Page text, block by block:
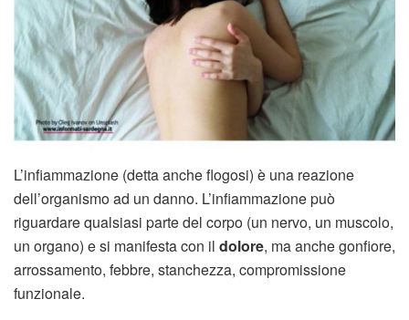
L’infiammazione (detta anche flogosi) è una reazione
dell’organismo ad un danno. L’infiammazione può
riguardare qualsiasi parte del corpo (un nervo, un muscolo,
un organo) e si manifesta con il dolore, ma anche gonfiore,
arrossamento, febbre, stanchezza, compromissione
funzionale.